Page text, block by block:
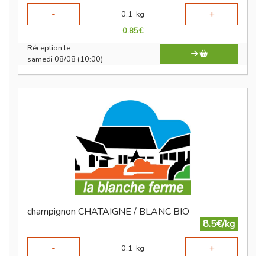
- 0.1 kg +
0.85€
Réception le
samedi 08/08 (10:00)
champignon CHATAIGNE / BLANC BIO
8.5€/kg
-
0.1 kg +